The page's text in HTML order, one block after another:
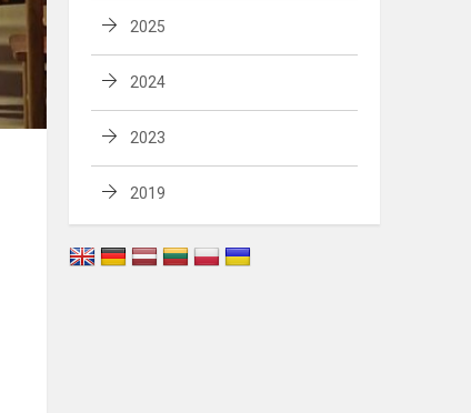
2025
2024
2023
2019